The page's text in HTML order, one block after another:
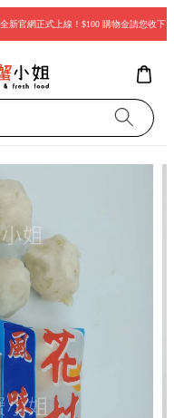
官網正式上線！$100 購物金請您收下